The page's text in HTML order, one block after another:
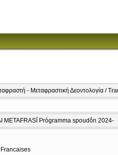
- Μεταφραστική Δεοντολογία /
METAFRASĪ Prógramma spoudṓn 2024-